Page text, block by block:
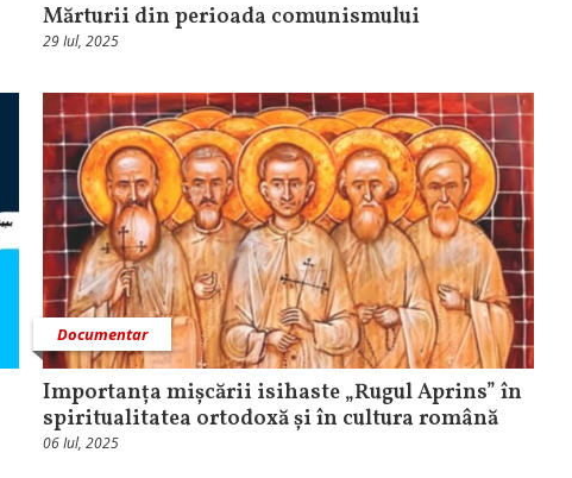
Mărturii din perioada comunismului
29 Iul, 2025
Documentar
Importanța mișcării isihaste „Rugul Aprins” în
spiritualitatea ortodoxă și în cultura română
06 Iul, 2025